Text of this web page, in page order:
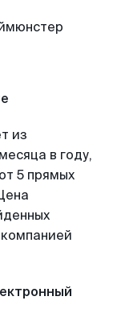
из
в году,
5 прямых